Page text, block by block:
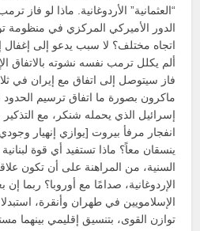
“العثمانية” الأردوغانية. ماذا لو
الدور الأميركي المركزي في منظومة
اتجاه مختلف؟ لا سبب يدعو إلى إغفال
ألم يكلل ترمب نفسه نشوته بالاتفاق
فاز سيتوصل إلى اتفاق مع إيران في
ماكرون بصورة ما اتفاق ترسيم الحدود
إسرائيل الذي يحمله شنكر، مع
انفجار مرفأ بيروت [يوازي إنهيار وجودي
ينسقان معاً؟ ماذا تستفيد أي قوة
السنية، من المراهنة على أن تكون
الإردوغانية، صدامًا مع أوروبا؟ ربما
الإسلامويين في طهران وأنقرة،
توازن القوى، بتنسيق إقليمي بينهما